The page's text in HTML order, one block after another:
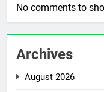
No comments to
Archives
August 2026